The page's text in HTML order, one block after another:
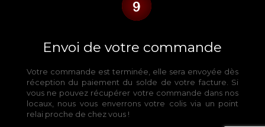
Envoi de votre commande
Votre commande est terminée, elle sera envoyée dès
réception du paiement du solde de votre facture. Si
vous ne pouvez récupérer votre commande dans nos
locaux, nous vous enverrons votre colis via un point
relai proche de chez vous !